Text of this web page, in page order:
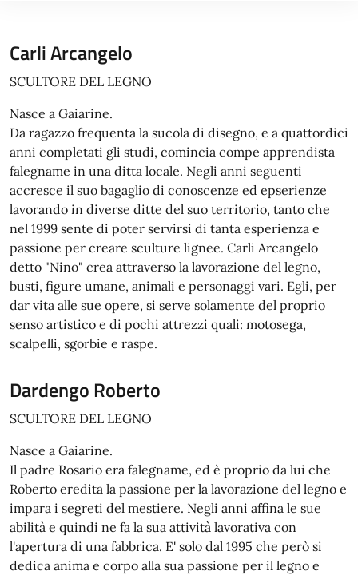
Carli Arcangelo
SCULTORE DEL LEGNO
Nasce a Gaiarine.
Da ragazzo frequenta la sucola di disegno, e a quattordici
anni completati gli studi, comincia compe apprendista
falegname in una ditta locale. Negli anni seguenti
accresce il suo bagaglio di conoscenze ed epserienze
lavorando in diverse ditte del suo territorio, tanto che
nel 1999 sente di poter servirsi di tanta esperienza e
passione per creare sculture lignee. Carli Arcangelo
detto "Nino" crea attraverso la lavorazione del legno,
busti, figure umane, animali e personaggi vari. Egli, per
dar vita alle sue opere, si serve solamente del proprio
senso artistico e di pochi attrezzi quali: motosega,
scalpelli, sgorbie e raspe.
Dardengo Roberto
SCULTORE DEL LEGNO
Nasce a Gaiarine.
Il padre Rosario era falegname, ed è proprio da lui che
Roberto eredita la passione per la lavorazione del legno e
impara i segreti del mestiere. Negli anni affina le sue
abilità e quindi ne fa la sua attività lavorativa con
l'apertura di una fabbrica. E' solo dal 1995 che però si
dedica anima e corpo alla sua passione per il legno e